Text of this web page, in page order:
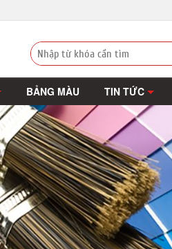
BẢNG MÀU TIN TỨC